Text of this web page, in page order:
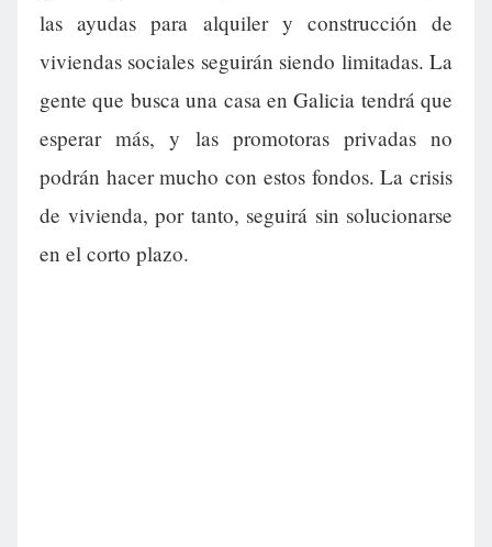
las ayudas para alquiler y construcción de
viviendas sociales seguirán siendo limitadas. La
gente que busca una casa en Galicia tendrá que
esperar más, y las promotoras privadas no
podrán hacer mucho con estos fondos. La crisis
de vivienda, por tanto, seguirá sin solucionarse
en el corto plazo.